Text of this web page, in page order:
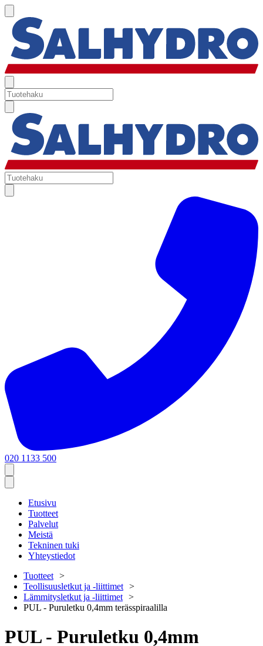
020 1133 500
Etusivu
Tuotteet
Palvelut
Meistä
Tekninen tuki
Yhteystiedot
Tuotteet
Teollisuusletkut ja -liittimet
Lämmitysletkut ja -liittimet
PUL - Puruletku 0,4mm terässpiraalilla
PUL - Puruletku 0,4mm